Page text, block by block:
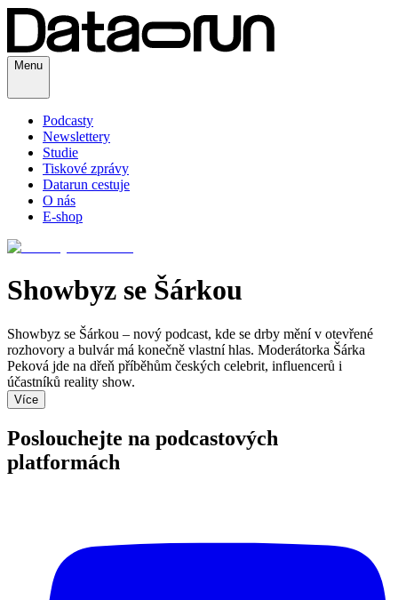
Menu
Podcasty
Newslettery
Studie
Tiskové zprávy
Datarun cestuje
O nás
E-shop
Showbyz se Šárkou
Showbyz se Šárkou – nový podcast, kde se drby mění v otevřené
rozhovory a bulvár má konečně vlastní hlas. Moderátorka Šárka
Peková jde na dřeň příběhům českých celebrit, influencerů i
účastníků reality show.
Více
Poslouchejte na podcastových
platformách